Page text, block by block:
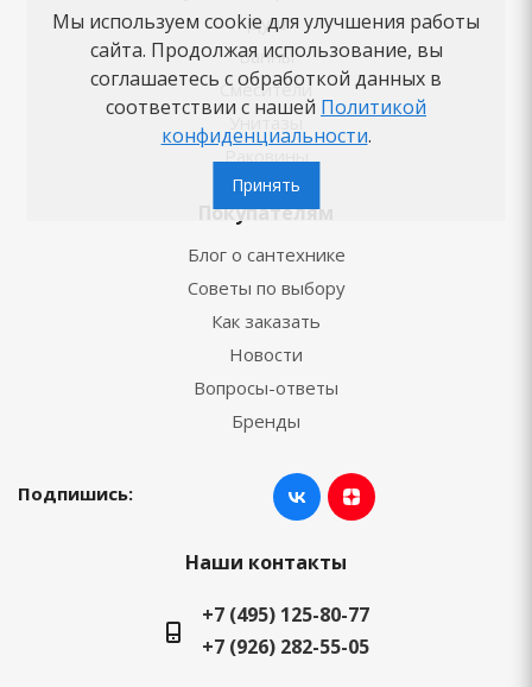
Душ
Ванны
Смесители
Раковины
Покупателям
Блог о сантехнике
Советы по выбору
Как заказать
Новости
Вопросы-ответы
Бренды
Подпишись:
Наши контакты
+7 (495) 125-80-77
+7 (926) 282-55-05
Мы используем cookie для улучшения работы
сайта. Продолжая использование, вы
соглашаетесь с обработкой данных в
соответствии с нашей Политикой
конфиденциальности.
Принять